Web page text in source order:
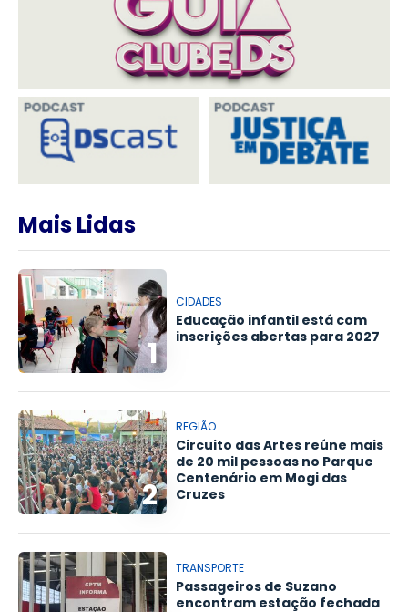
Mais Lidas
1
CIDADES
Educação infantil está com
inscrições abertas para 2027
2
REGIÃO
Circuito das Artes reúne mais
de 20 mil pessoas no Parque
Centenário em Mogi das
Cruzes
TRANSPORTE
Passageiros de Suzano
encontram estação fechada